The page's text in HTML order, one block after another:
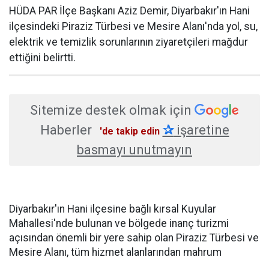
HÜDA PAR İlçe Başkanı Aziz Demir, Diyarbakır'ın Hani
ilçesindeki Piraziz Türbesi ve Mesire Alanı'nda yol, su,
elektrik ve temizlik sorunlarının ziyaretçileri mağdur
ettiğini belirtti.
Sitemize destek olmak için
Haberler
'de takip edin ✰işaretine
basmayı unutmayın
Diyarbakır'ın Hani ilçesine bağlı kırsal Kuyular
Mahallesi'nde bulunan ve bölgede inanç turizmi
açısından önemli bir yere sahip olan Piraziz Türbesi ve
Mesire Alanı, tüm hizmet alanlarından mahrum